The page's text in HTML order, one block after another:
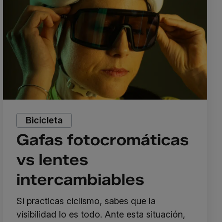
Gafas fotocromáticas
vs lentes
intercambiables
Bicicleta
Si practicas ciclismo, sabes que la
visibilidad lo es todo. Ante esta situación,